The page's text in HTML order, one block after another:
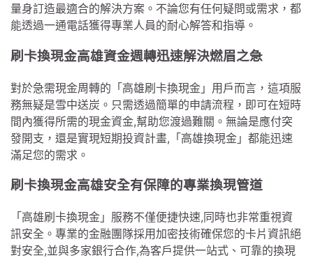
量身訂造最適合的解決方案。不論您有任何疑問或需求，都
能透過一通電話獲得專業人員的耐心解答和指導。
刷卡換現金高雄資金週轉迅速解決燃眉之急
對於急需現金周轉的「高雄刷卡換現金」用戶而言，這項服
務無疑是雪中送炭。只需透過簡單的申請流程，即可在短時
間內獲得所需的現金資金,幫助您渡過難關。無論是應付突
發開支，還是實現短期投資計畫,「高雄換現金」都能迅速
滿足您的需求。
刷卡換現金高雄安全有保障的專業換現管道
「高雄刷卡換現金」服務不僅便捷快速,同時也非常重視資
訊安全。專業的金融團隊採用加密技術確保您的卡片資訊絕
對安全,並與多家銀行合作,為客戶提供一站式、可靠的換現